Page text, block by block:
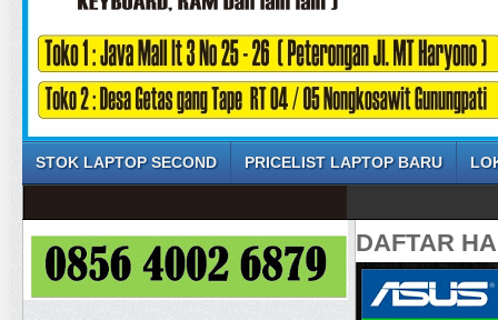
STOK LAPTOP SECOND PRICELIST LAPTOP BARU
DAFTAR